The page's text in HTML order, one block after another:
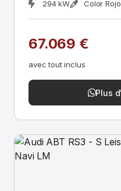
294 kW
Color Rojo
67.069 €
avec tout inclus
Plus